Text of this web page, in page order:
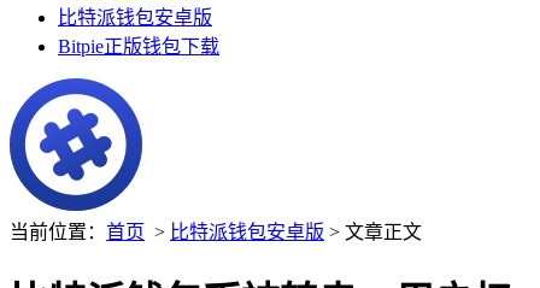
比特派钱包安卓版
Bitpie正版钱包下载
当前位置： 首页 > 比特派钱包安卓版 > 文章正文